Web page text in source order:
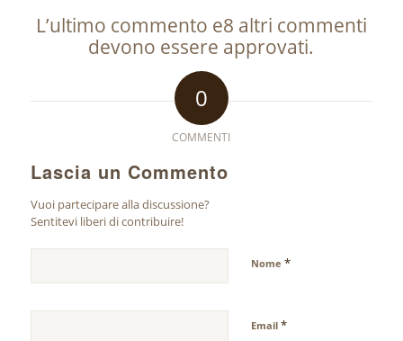
L’ultimo commento e8 altri commenti
devono essere approvati.
0
COMMENTI
Lascia un Commento
Vuoi partecipare alla discussione?
Sentitevi liberi di contribuire!
Nome *
Email *